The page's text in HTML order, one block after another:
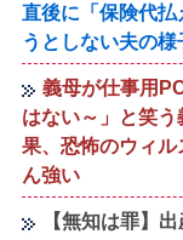
直後に「保険代払
うとしない夫の
義母が仕事用
はない～」と笑
果、恐怖のウィ
ん強い
【無知は罪】